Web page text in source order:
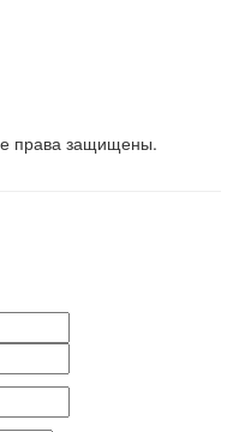
права защищены.